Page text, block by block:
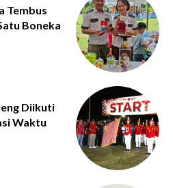
Tembus
Boneka
Diikuti
Waktu